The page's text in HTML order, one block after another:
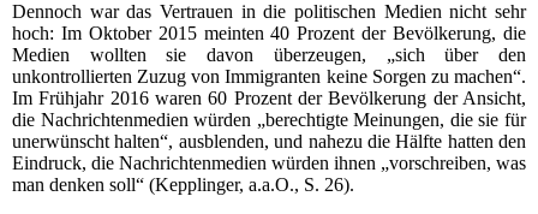
Dennoch war das Vertrauen in die politischen Medien nicht sehr
hoch: Im Oktober 2015 meinten 40 Prozent der Bevölkerung, die
Medien wollten sie davon überzeugen, „sich über den
unkontrollierten Zuzug von Immigranten keine Sorgen zu machen“.
Im Frühjahr 2016 waren 60 Prozent der Bevölkerung der Ansicht,
die Nachrichtenmedien würden „berechtigte Meinungen, die sie für
unerwünscht halten“, ausblenden, und nahezu die Hälfte hatten den
Eindruck, die Nachrichtenmedien würden ihnen „vorschreiben, was
man denken soll“ (Kepplinger, a.a.O., S. 26).